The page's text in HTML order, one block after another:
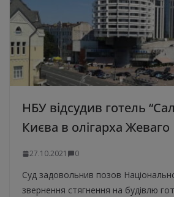
НБУ відсудив готель
Києва в олігарха Жеваго
27.10.2021 0
Суд задовольнив позов
звернення стягнення на будівлю